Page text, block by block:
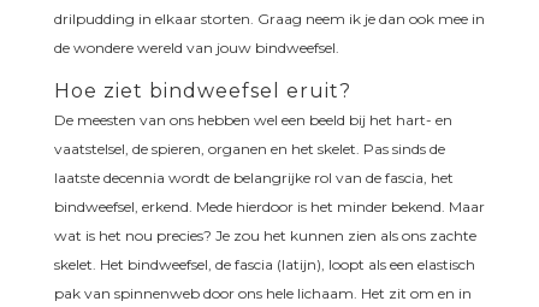
drilpudding in elkaar storten. Graag neem ik je dan ook mee in
de wondere wereld van jouw bindweefsel.
Hoe ziet bindweefsel eruit?
De meesten van ons hebben wel een beeld bij het hart- en
vaatstelsel, de spieren, organen en het skelet. Pas sinds de
laatste decennia wordt de belangrijke rol van de fascia, het
bindweefsel, erkend. Mede hierdoor is het minder bekend. Maar
wat is het nou precies? Je zou het kunnen zien als ons zachte
skelet. Het bindweefsel, de fascia (latijn), loopt als een elastisch
pak van spinnenweb door ons hele lichaam. Het zit om en in